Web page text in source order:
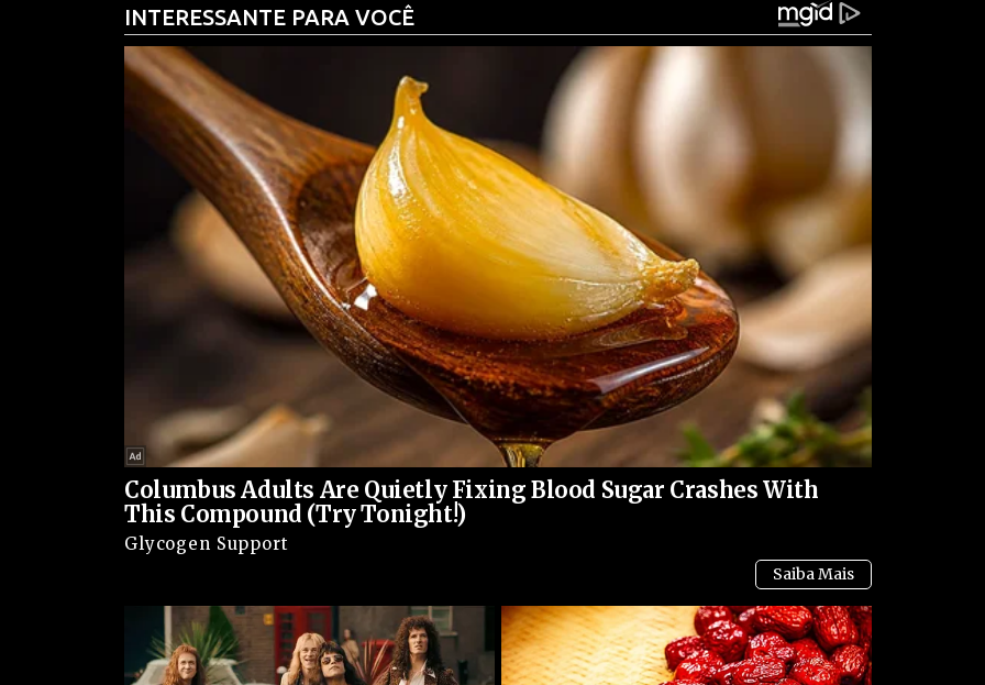
curiosos. As equipes especializadas foram chamadas, e o GATE assumiu o comando da negociação.
O objetivo principal era impedir o criminoso de ferir a refém e evitar que ele tentasse escapar
usando a mulher como escudo humano.
Ao mesmo tempo, um segundo envolvido no assalto tentou fugir pela parte externa da loja. Ele
acabou sendo percebido por moradores que estavam a uma certa distância e foi contido até a
chegada da polícia. A captura do comparsa aumentou a pressão sobre o criminoso que estava dentro
da loja, mas também elevou a tensão no ambiente.
Durante a negociação, o assaltante demonstrava nervosismo, gritava e ameaçava atirar caso alguém
tentasse entrar no estabelecimento. Os policiais especializados mantiveram diálogo contínuo,
tentando convencê-lo a soltar a vítima e entregar a arma. A refém permanecia em choque, presa
pela cintura e com a arma próxima ao rosto, enquanto tentava se manter calma para não provocar
uma reação ainda mais agressiva.
Após mais de uma hora de impasse, o bandido começou a demonstrar cansaço. Percebendo que toda
a área estava cercada e que não havia qualquer possibilidade de fuga, ele foi cedendo aos poucos. Os
negociadores intensificaram o diálogo, reforçando que ele poderia sair com vida se cooperasse. Aos
poucos, o assaltante baixou o tom de voz, diminuiu a pressão sobre a vítima e, finalmente, largou a
INTERESSANTE PARA VOCÊ
Columbus Adults Are Quietly Fixing Blood Sugar Crashes With
This Compound (Try Tonight!)
Glycogen Support